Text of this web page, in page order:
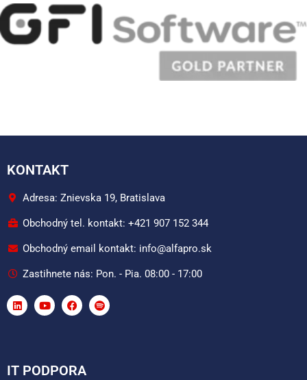
KONTAKT
Adresa: Znievska 19, Bratislava
Obchodný tel. kontakt: +421 907 152 344
Obchodný email kontakt: info@alfapro.sk
Zastihnete nás: Pon. - Pia. 08:00 - 17:00
IT PODPORA